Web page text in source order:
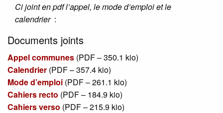
Ci joint en pdf l’appel, le mode d’emploi et le
calendrier :
Documents joints
Appel communes (PDF – 350.1 kio)
Calendrier (PDF – 357.4 kio)
Mode d’emploi (PDF – 261.1 kio)
Cahiers recto (PDF – 184.9 kio)
Cahiers verso (PDF – 215.9 kio)